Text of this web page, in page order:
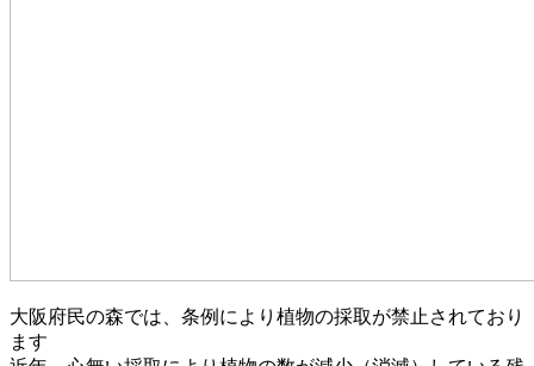
大阪府民の森では、条例により植物の採取が禁止されており
ます